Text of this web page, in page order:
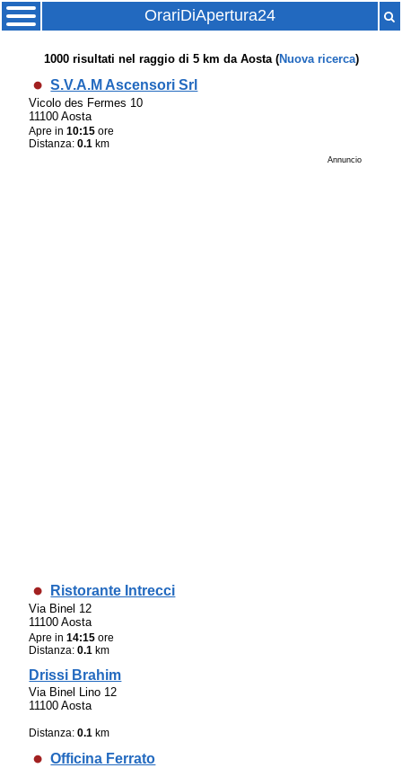
OrariDiApertura24
1000risultati nel raggio di 5 km da Aosta (Nuova ricerca)
S.V.A.M Ascensori Srl
Vicolo des Fermes 10
11100 Aosta
Apre in10:15 ore
Distanza:0.1 km
Annuncio
Ristorante Intrecci
Via Binel 12
11100 Aosta
Apre in14:15 ore
Distanza:0.1 km
Drissi Brahim
Via Binel Lino 12
11100 Aosta
Distanza:0.1 km
Officina Ferrato